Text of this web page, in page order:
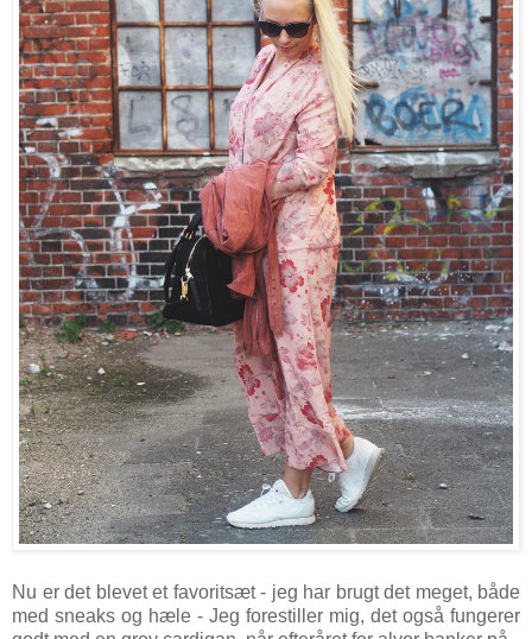
Nu er det blevet et favoritsæt - jeg har brugt det meget, både
med sneaks og hæle - Jeg forestiller mig, det også fungerer